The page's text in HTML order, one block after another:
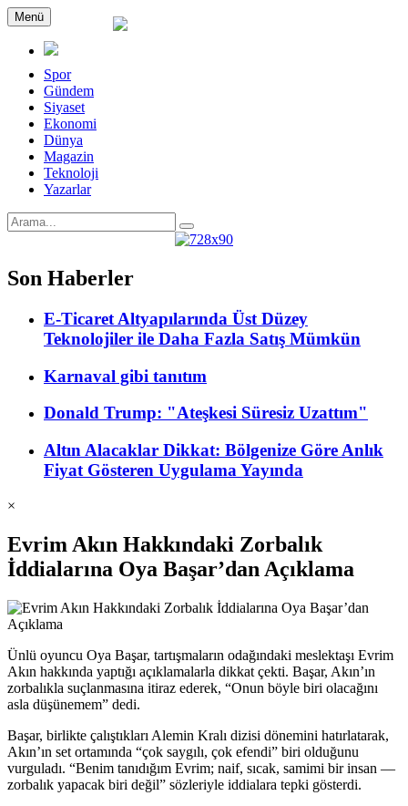
Menü
Spor
Gündem
Siyaset
Ekonomi
Dünya
Magazin
Teknoloji
Yazarlar
Son Haberler
E-Ticaret Altyapılarında Üst Düzey
Teknolojiler ile Daha Fazla Satış Mümkün
Karnaval gibi tanıtım
Donald Trump: "Ateşkesi Süresiz Uzattım"
Altın Alacaklar Dikkat: Bölgenize Göre Anlık
Fiyat Gösteren Uygulama Yayında
×
Evrim Akın Hakkındaki Zorbalık
İddialarına Oya Başar’dan Açıklama
Ünlü oyuncu Oya Başar, tartışmaların odağındaki meslektaşı Evrim
Akın hakkında yaptığı açıklamalarla dikkat çekti. Başar, Akın’ın
zorbalıkla suçlanmasına itiraz ederek, “Onun böyle biri olacağını
asla düşünemem” dedi.
Başar, birlikte çalıştıkları Alemin Kralı dizisi dönemini hatırlatarak,
Akın’ın set ortamında “çok saygılı, çok efendi” biri olduğunu
vurguladı. “Benim tanıdığım Evrim; naif, sıcak, samimi bir insan —
zorbalık yapacak biri değil” sözleriyle iddialara tepki gösterdi.